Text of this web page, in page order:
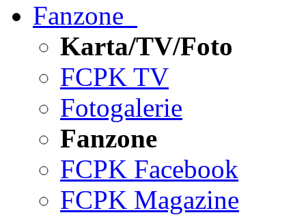
Fanzone
Karta/TV/Foto
FCPK TV
Fotogalerie
Fanzone
FCPK Facebook
FCPK Magazine